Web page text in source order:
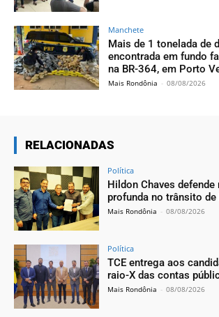
Manchete
Mais de 1 tonelada de
encontrada em fundo
na BR-364, em Porto
Mais Rondônia - 08/08/2026
RELACIONADAS
Política
Hildon Chaves defende
profunda no trânsito de
Mais Rondônia - 08/08/2026
Política
TCE entrega aos
raio-X das contas
Mais Rondônia - 08/08/2026